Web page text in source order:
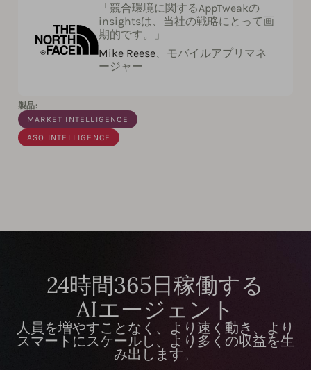
「競合環境に関するAppTweakの
insightsは、当社の戦略にとって画
期的です。」
Mike Reese 、モバイルアプリマネ
ージャー
製品:
MARKET INTELLIGENCE
ASO INTELLIGENCE
24時間365日稼働する
AIエージェント
人員を増やすことなく、より速く動き、より
スマートにスケールし、より多くの収益を生
み出します。